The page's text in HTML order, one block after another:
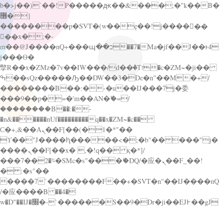
b�>j��)΄��!P�����ԫ��&���;�"k��B�
޶�}
��������p�SVT�(w��ę��!j������
��x�;�-
m��@J����nQ+���պ��כ��7�Ma�jf��J��ͱ4
j���Ѳ�
撆R��x�ZMz�7v��IW���/d��ٞ�Тז�c�ZM~�ji��
ߒ��sQz�����Ԡ��DW��3�De�n"��M�+/
��������B��:�-�u��IJ���7j�委
���9��p�=�'m��AN�ޭ�=/
��������B��:�-
�n&������nUf���������q��x�ZM~�c��
Ϲ�+,&��Ὰܢ��F[��(�1�*"��
ϒ��"J����ԧ�����<�;�b"�� ���"j�
����ܢ��F[��x� ,�!q�� қ�*]/
���؝�2��7�SMc�s"���ޭ�DQ/�应�ܢ��F_��!
� :�s"��
����7`��������F��+�SVT�n"��IJ����nQ
/�应����B ��4�
w�D"��IJ�׭�-`������S��9�Dr�ji��EJ߅��gJ